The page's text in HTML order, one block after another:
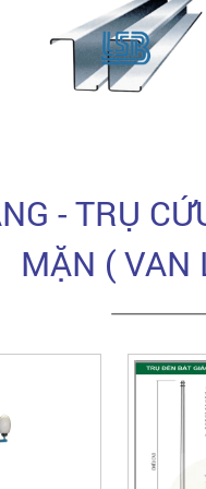
- TRỤ
MẶN ( VAN